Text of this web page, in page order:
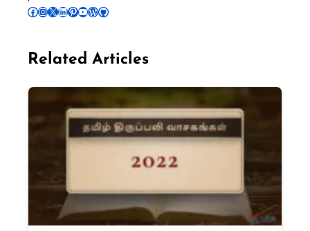
Follow Pradeep on Facebook Follow Pradeep on InstagramFollow Pradeep on X Follow Pradeep on LinkedIn Follow Pradeep on Pinterest Subscribe to Pradeep’s Youtube Channel Follow Pradeep on WordPress Follow Pradeep on GitHub
Related Articles